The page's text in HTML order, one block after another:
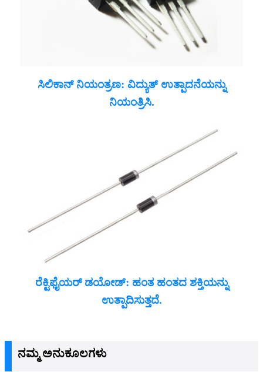
ಸಿಲಿಕಾನ್ ನಿಯಂತ್ರಣ: ವಿದ್ಯುತ್ ಉತ್ಪಾದನೆಯನ್ನು
ನಿಯಂತ್ರಿಸಿ.
ರೆಕ್ಟಿಫೈಯರ್ ಡಯೋಡ್: ಹಂತ ಹಂತದ ಶಕ್ತಿಯನ್ನು
ಉತ್ಪಾದಿಸುತ್ತದೆ.
ನಮ್ಮ ಅನುಕೂಲಗಳು